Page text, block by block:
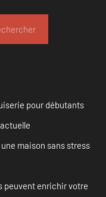
pour débutants
maison sans stress
peuvent enrichir votre